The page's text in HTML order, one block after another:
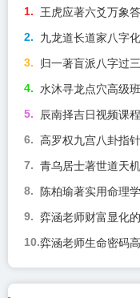
王虎应著六爻万象
九龙道长道家八字
水沐寻龙点穴高级
辰南择吉日视频课
高罗权九宫八卦指
青乌居士著世道天
陈柏瑜著实用命理
弈涵老师财富显化